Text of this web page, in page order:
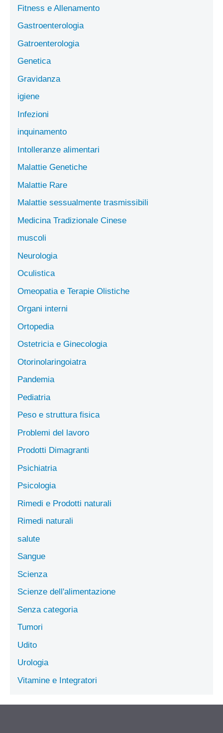
Fitness e Allenamento
Gastroenterologia
Gatroenterologia
Genetica
Gravidanza
igiene
Infezioni
inquinamento
Intolleranze alimentari
Malattie Genetiche
Malattie Rare
Malattie sessualmente trasmissibili
Medicina Tradizionale Cinese
muscoli
Neurologia
Oculistica
Omeopatia e Terapie Olistiche
Organi interni
Ortopedia
Ostetricia e Ginecologia
Otorinolaringoiatra
Pandemia
Pediatria
Peso e struttura fisica
Problemi del lavoro
Prodotti Dimagranti
Psichiatria
Psicologia
Rimedi e Prodotti naturali
Rimedi naturali
salute
Sangue
Scienza
Scienze dell'alimentazione
Senza categoria
Tumori
Udito
Urologia
Vitamine e Integratori